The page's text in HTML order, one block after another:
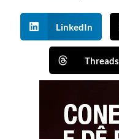
LinkedIn
Threads